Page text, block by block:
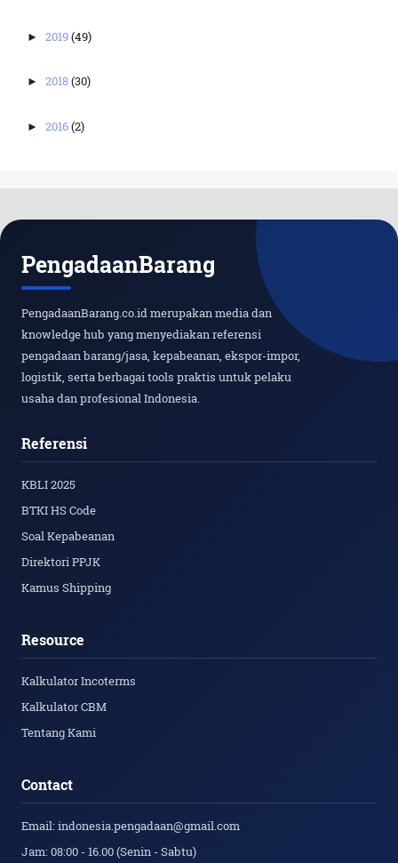
► 2019(49)
► 2018(30)
► 2016(2)
PengadaanBarang
PengadaanBarang.co.id merupakan media dan
knowledge hub yang menyediakan referensi
pengadaan barang/jasa, kepabeanan, ekspor-impor,
logistik, serta berbagai tools praktis untuk pelaku
usaha dan profesional Indonesia.
Referensi
KBLI 2025
BTKI HS Code
Soal Kepabeanan
Direktori PPJK
Kamus Shipping
Resource
Kalkulator Incoterms
Kalkulator CBM
Tentang Kami
Contact
Email: indonesia.pengadaan@gmail.com
Jam: 08:00 - 16.00 (Senin - Sabtu)